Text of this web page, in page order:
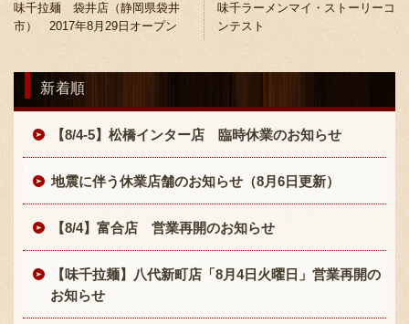
味千拉麺 袋井店（静岡県袋井
市） 2017年8月29日オープン
味千ラーメンマイ・ストーリーコ
ンテスト
新着順
【8/4-5】松橋インター店 臨時休業のお知らせ
地震に伴う休業店舗のお知らせ（8月6日更新）
【8/4】富合店 営業再開のお知らせ
【味千拉麺】八代新町店「8月4日火曜日」営業再開の
お知らせ